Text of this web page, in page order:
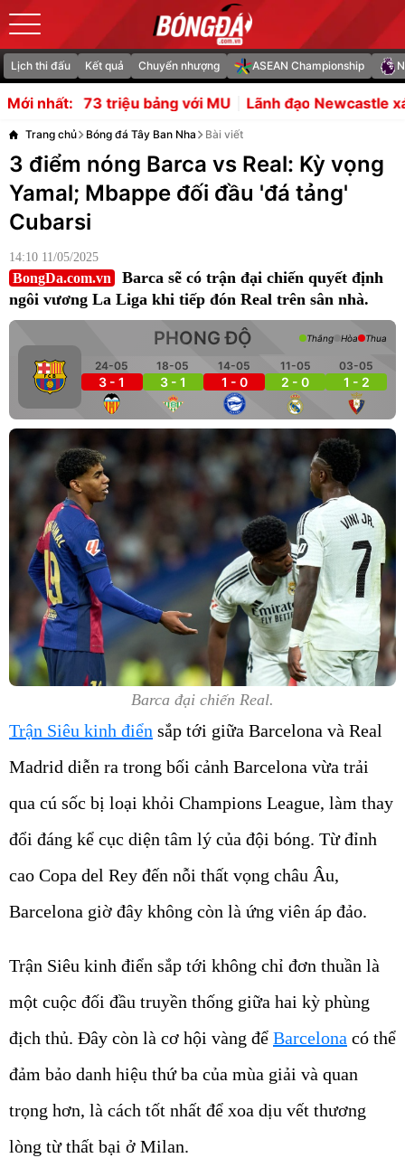
Lịch thi đấu Kết quả Chuyển nhượng ASEAN Championship
Mới nhất:
bảng với MU Lãnh đạo Newcastle xác nhận Bruno
Trang chủ Bóng đá Tây Ban Nha Bài viết
3 điểm nóng Barca vs Real: Kỳ vọng
Yamal; Mbappe đối đầu 'đá tảng'
Cubarsi
14:10 11/05/2025
BongDa.com.vn
Barca sẽ có trận đại chiến quyết định
ngôi vương La Liga khi tiếp đón Real trên sân nhà.
PHONG ĐỘ
24-05
3 - 1
18-05
3 - 1
14-05
1 - 0
11-05
2 - 0
03-05
1 - 2
Thắng Hòa Thua
Barca đại chiến Real.
Trận Siêu kinh điển sắp tới giữa Barcelona và Real
Madrid diễn ra trong bối cảnh Barcelona vừa trải
qua cú sốc bị loại khỏi Champions League, làm thay
đổi đáng kể cục diện tâm lý của đội bóng. Từ đỉnh
cao Copa del Rey đến nỗi thất vọng châu Âu,
Barcelona giờ đây không còn là ứng viên áp đảo.
Trận Siêu kinh điển sắp tới không chỉ đơn thuần là
một cuộc đối đầu truyền thống giữa hai kỳ phùng
địch thủ. Đây còn là cơ hội vàng để Barcelona có thể
đảm bảo danh hiệu thứ ba của mùa giải và quan
trọng hơn, là cách tốt nhất để xoa dịu vết thương
lòng từ thất bại ở Milan.